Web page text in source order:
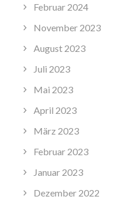
Februar 2024
November 2023
August 2023
Juli 2023
Mai 2023
April 2023
März 2023
Februar 2023
Januar 2023
Dezember 2022